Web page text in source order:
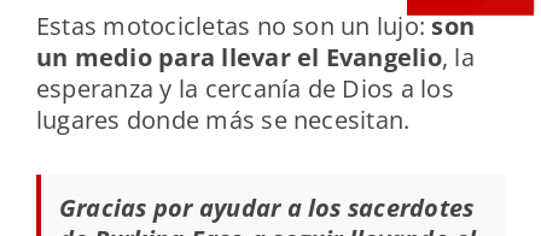
Estas motocicletas no son un lujo:son
un medio para llevar el Evangelio, la
esperanza y la cercanía de Dios a los
lugares donde más se necesitan.
Gracias por ayudar a los sacerdotes